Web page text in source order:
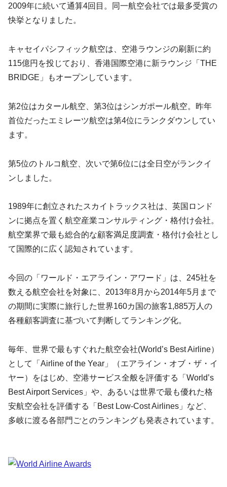
2009年に続いて通算4回目。同一航空会社では最多受賞の
快挙となりました。
キャセイパシフィック航空は、空港ラウンジの刷新に約
115億円を投じており、香港国際空港に新ラウンジ「THE
BRIDGE」もオープンしています。
第2位はカタール航空、第3位はシンガポール航空。昨年
首位だったエミレーツ航空は第4位にランクダウンしてい
ます。
第5位のトルコ航空、次いで第6位には全日空がランクイ
ンしました。
1989年に創立されたスカイトラックス社は、英国ロンド
ンに拠点を置く航空産業コンサルティング・格付け会社。
航空業界で最も総合的な顧客満足度調査・格付け会社とし
て国際的に広く認知されています。
今回の「ワールド・エアライン・アワード」は、245社を
数える航空会社を対象に、2013年8月から2014年5月まで
の期間に実際に旅行した世界160カ国の旅客1,885万人の
各種顧客調査に基づいて判断してランキング化。
毎年、世界で最もすぐれた航空会社(World’s Best Airline）
として「Airline of the Year」（エアライン・オブ・ザ・イ
ヤー）をはじめ、空港サービス全般を評価する「World’s
Best Airport Services」や、あるいは世界で最も優れた格
安航空会社を評価する「Best Low-Cost Airlines」など、
多岐に渡る各部門ごとのランキングも発表されています。